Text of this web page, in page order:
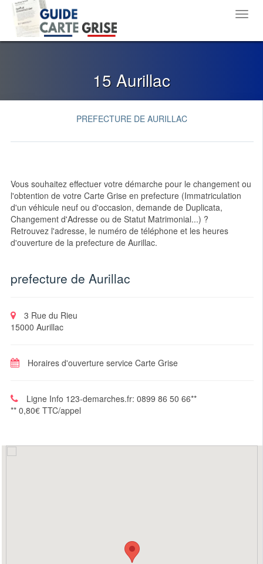
15 Aurillac
PREFECTURE DE AURILLAC
Vous souhaitez effectuer votre démarche pour le changement ou
l'obtention de votre Carte Grise en prefecture (Immatriculation
d'un véhicule neuf ou d'occasion, demande de Duplicata,
Changement d'Adresse ou de Statut Matrimonial...) ?
Retrouvez l'adresse, le numéro de téléphone et les heures
d'ouverture de la prefecture de Aurillac.
prefecture de Aurillac
3 Rue du Rieu
15000 Aurillac
Horaires d'ouverture service Carte Grise
Ligne Info 123-demarches.fr: 0899 86 50 66**
** 0,80€ TTC/appel